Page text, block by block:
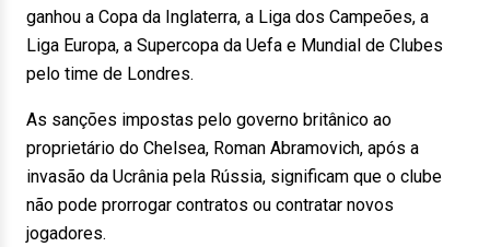
ganhou a Copa da Inglaterra, a Liga dos Campeões, a
Liga Europa, a Supercopa da Uefa e Mundial de Clubes
pelo time de Londres.
As sanções impostas pelo governo britânico ao
proprietário do Chelsea, Roman Abramovich, após a
invasão da Ucrânia pela Rússia, significam que o clube
não pode prorrogar contratos ou contratar novos
jogadores.